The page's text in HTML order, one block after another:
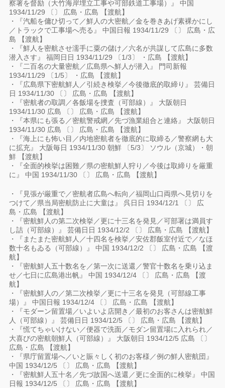
察署を督励（大竹海岸埋立工事や可部鉄道工事場）』 中国
1934/11/29 〔〕 広島・広島 【渡航】
・『汽船を傭ひ切って／鮮人の大密航／金を巻きあげ素裸かにし
／トラックで工事場へ売る』 中国日報 1934/11/29 〔〕 広島・広
島 【渡航】
・『鮮人を密航させ濡手に粟の儲け／六名が共謀して広島に多数
潜入さす』 福岡日日 1934/11/29 〔1/3〕 ・広島 【渡航】
・『二百名の大量密航／広島県へ鮮人が潜入』 門司新報
1934/11/29 〔1/5〕 ・広島 【渡航】
・『広島県下密航鮮人／引続き検挙／今後徹底的取締り』 芸備日
日 1934/11/30 〔〕 広島・広島 【渡航】
・『密航者の取調／各飯場を捜査（可部線）』 大阪朝日
1934/11/30 広島 〔〕 広島・広島 【渡航】
・『本県にも張る／密航警戒網／先づ漁業組合と連絡』 大阪朝日
1934/11/30 広島 〔〕 広島・広島 【渡航】
・『海上にも怖い目／内地密航者を徹底的に取締る／警察網も大
に拡充』 大阪毎日 1934/11/30 朝鮮 〔5/3〕 ソウル（京城）・朝
鮮 【渡航】
・『全面的検挙は困難／県の密航鮮人狩り／今後は取締りを厳重
に』 中国 1934/11/30 〔〕 広島・広島 【渡航】
・『見張が厳重で／密航者広島へ転向／福岡山口両県へ見切りを
つけて／県当局密航防止に大童は』 呉日日 1934/12/1 〔〕 広
島・広島 【渡航】
・『密航鮮人の第二次検挙／更に十三名を発見／可部署は満員す
し詰（可部線）』 芸備日日 1934/12/2 〔〕 広島・広島 【渡航】
・『またまた密航鮮人／十四名を検挙／安佐郡飯室付近で／なほ
数十名もゐる（可部線）』 中国 1934/12/2 〔〕 広島・広島 【渡
航】
・『密航鮮人五十数名を／第一次に送還／警官十数名を乗り込ま
せ／七日に広島港出帆』 中国 1934/12/4 〔〕 広島・広島 【渡
航】
・『密航鮮人の／第二次検挙／更に十三名を発見（可部線工事
場）』 中国日報 1934/12/4 〔〕 広島・広島 【渡航】
・『モダーン留置場／いよいよ店開き／最初のお客さんは密航鮮
人（可部線）』 芸備日日 1934/12/5 〔〕 広島・広島 【渡航】
・『慌てちゃいけない／便器で洗面／モダン留置場に入れられ／
大喜びの密航朝鮮人（可部線）』 大阪朝日 1934/12/5 広島 〔〕
広島・広島 【渡航】
・『県庁留置場へ／いと賑々しく初のお客様／例の鮮人密航団』
中国 1934/12/5 〔〕 広島・広島 【渡航】
・『密航鮮人五十名／先づ故国へ送還／更に全面的に検挙』 中国
日報 1934/12/5 〔〕 広島・広島 【渡航】